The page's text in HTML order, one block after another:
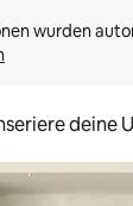
deine